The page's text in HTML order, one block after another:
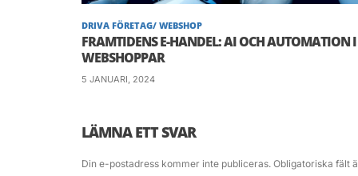
DRIVA FÖRETAG/ WEBSHOP
FRAMTIDENS E-HANDEL: AI OCH AUTOMATION I
WEBSHOPPAR
5 JANUARI, 2024
LÄMNA ETT SVAR
Din e-postadress kommer inte publiceras. Obligatoriska fält